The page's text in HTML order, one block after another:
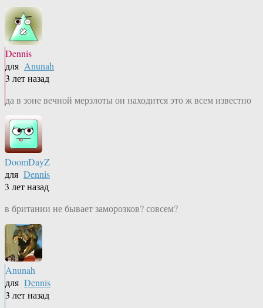
Dennis
для Anunah
3 лет назад
да в зоне вечной мерзлоты он находится это ж всем известно
DoomDayZ
для Dennis
3 лет назад
в британии не бывает заморозков? совсем?
Anunah
для Dennis
3 лет назад